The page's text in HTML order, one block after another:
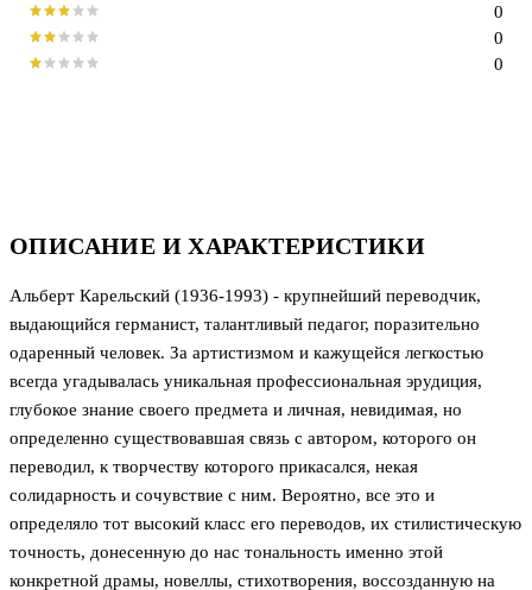
ОПИСАНИЕ И ХАРАКТЕРИСТИКИ
Альберт Карельский (1936-1993) - крупнейший переводчик,
выдающийся германист, талантливый педагог, поразительно
одаренный человек. За артистизмом и кажущейся легкостью
всегда угадывалась уникальная профессиональная эрудиция,
глубокое знание своего предмета и личная, невидимая, но
определенно существовавшая связь с автором, которого он
переводил, к творчеству которого прикасался, некая
солидарность и сочувствие с ним. Вероятно, все это и
определяло тот высокий класс его переводов, их стилистическую
точность, донесенную до нас тональность именно этой
конкретной драмы, новеллы, стихотворения, воссозданную на
0
0
0